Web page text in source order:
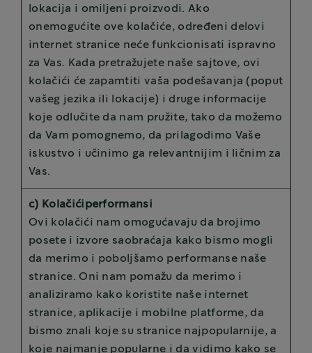
lokacija i omiljeni proizvodi. Ako
onemogućite ove kolačiće, određeni delovi
internet stranice neće funkcionisati ispravno
za Vas. Kada pretražujete naše sajtove, ovi
kolačići će zapamtiti vaša podešavanja (poput
vašeg jezika ili lokacije) i druge informacije
koje odlučite da nam pružite, tako da možemo
da Vam pomognemo, da prilagodimo Vaše
iskustvo i učinimo ga relevantnijim i ličnim za
Vas.
c) Kolačićiperformansi
Ovi kolačići nam omogućavaju da brojimo
posete i izvore saobraćaja kako bismo mogli
da merimo i poboljšamo performanse naše
stranice. Oni nam pomažu da merimo i
analiziramo kako koristite naše internet
stranice, aplikacije i mobilne platforme, da
bismo znali koje su stranice najpopularnije, a
koje najmanje popularne i da vidimo kako se